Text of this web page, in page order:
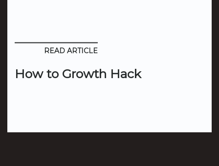
READ ARTICLE
How to Growth Hack